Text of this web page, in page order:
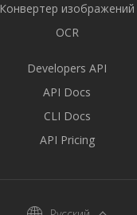
Конвертер изображений
OCR
Developers API
API Docs
CLI Docs
API Pricing